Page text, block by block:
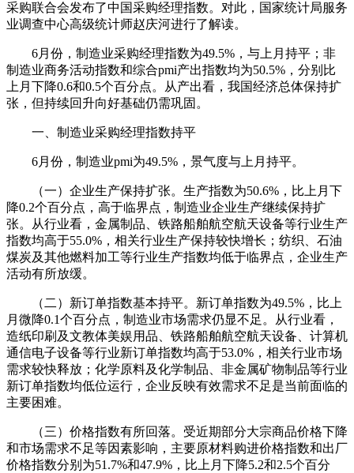
采购联合会发布了中国采购经理指数。对此，国家统计局服务
业调查中心高级统计师赵庆河进行了解读。
6月份，制造业采购经理指数为49.5%，与上月持平；非
制造业商务活动指数和综合pmi产出指数均为50.5%，分别比
上月下降0.6和0.5个百分点。从产出看，我国经济总体保持扩
张，但持续回升向好基础仍需巩固。
一、制造业采购经理指数持平
6月份，制造业pmi为49.5%，景气度与上月持平。
（一）企业生产保持扩张。生产指数为50.6%，比上月下
降0.2个百分点，高于临界点，制造业企业生产继续保持扩
张。从行业看，金属制品、铁路船舶航空航天设备等行业生产
指数均高于55.0%，相关行业生产保持较快增长；纺织、石油
煤炭及其他燃料加工等行业生产指数均低于临界点，企业生产
活动有所放缓。
（二）新订单指数基本持平。新订单指数为49.5%，比上
月微降0.1个百分点，制造业市场需求仍显不足。从行业看，
造纸印刷及文教体美娱用品、铁路船舶航空航天设备、计算机
通信电子设备等行业新订单指数均高于53.0%，相关行业市场
需求较快释放；化学原料及化学制品、非金属矿物制品等行业
新订单指数均低位运行，企业反映有效需求不足是当前面临的
主要困难。
（三）价格指数有所回落。受近期部分大宗商品价格下降
和市场需求不足等因素影响，主要原材料购进价格指数和出厂
价格指数分别为51.7%和47.9%，比上月下降5.2和2.5个百分